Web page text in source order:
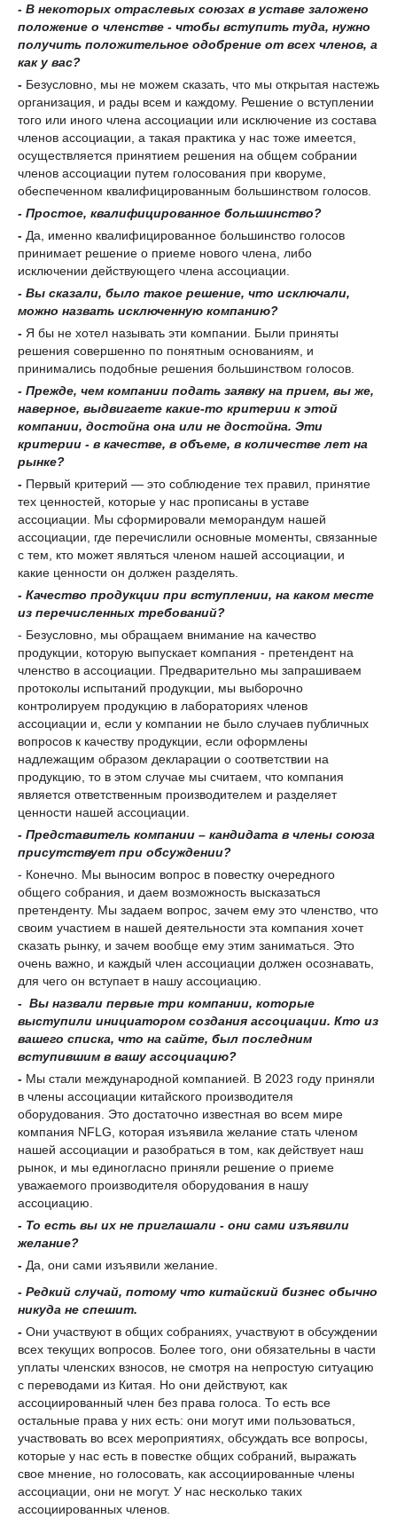
- В некоторых отраслевых союзах в уставе заложено
положение о членстве - чтобы вступить туда, нужно
получить положительное одобрение от всех членов, а
как у вас?
- Безусловно, мы не можем сказать, что мы открытая настежь
организация, и рады всем и каждому. Решение о вступлении
того или иного члена ассоциации или исключение из состава
членов ассоциации, а такая практика у нас тоже имеется,
осуществляется принятием решения на общем собрании
членов ассоциации путем голосования при кворуме,
обеспеченном квалифицированным большинством голосов.
- Простое, квалифицированное большинство?
- Да, именно квалифицированное большинство голосов
принимает решение о приеме нового члена, либо
исключении действующего члена ассоциации.
- Вы сказали, было такое решение, что исключали,
можно назвать исключенную компанию?
- Я бы не хотел называть эти компании. Были приняты
решения совершенно по понятным основаниям, и
принимались подобные решения большинством голосов.
- Прежде, чем компании подать заявку на прием, вы же,
наверное, выдвигаете какие-то критерии к этой
компании, достойна она или не достойна. Эти
критерии - в качестве, в объеме, в количестве лет на
рынке?
- Первый критерий — это соблюдение тех правил, принятие
тех ценностей, которые у нас прописаны в уставе
ассоциации. Мы сформировали меморандум нашей
ассоциации, где перечислили основные моменты, связанные
с тем, кто может являться членом нашей ассоциации, и
какие ценности он должен разделять.
- Качество продукции при вступлении, на каком месте
из перечисленных требований?
- Безусловно, мы обращаем внимание на качество
продукции, которую выпускает компания - претендент на
членство в ассоциации. Предварительно мы запрашиваем
протоколы испытаний продукции, мы выборочно
контролируем продукцию в лабораториях членов
ассоциации и, если у компании не было случаев публичных
вопросов к качеству продукции, если оформлены
надлежащим образом декларации о соответствии на
продукцию, то в этом случае мы считаем, что компания
является ответственным производителем и разделяет
ценности нашей ассоциации.
- Представитель компании – кандидата в члены союза
присутствует при обсуждении?
- Конечно. Мы выносим вопрос в повестку очередного
общего собрания, и даем возможность высказаться
претенденту. Мы задаем вопрос, зачем ему это членство, что
своим участием в нашей деятельности эта компания хочет
сказать рынку, и зачем вообще ему этим заниматься. Это
очень важно, и каждый член ассоциации должен осознавать,
для чего он вступает в нашу ассоциацию.
- Вы назвали первые три компании, которые
выступили инициатором создания ассоциации. Кто из
вашего списка, что на сайте, был последним
вступившим в вашу ассоциацию?
- Мы стали международной компанией. В 2023 году приняли
в члены ассоциации китайского производителя
оборудования. Это достаточно известная во всем мире
компания NFLG, которая изъявила желание стать членом
нашей ассоциации и разобраться в том, как действует наш
рынок, и мы единогласно приняли решение о приеме
уважаемого производителя оборудования в нашу
ассоциацию.
- То есть вы их не приглашали - они сами изъявили
желание?
- Да, они сами изъявили желание.
- Редкий случай, потому что китайский бизнес обычно
никуда не спешит.
- Они участвуют в общих собраниях, участвуют в обсуждении
всех текущих вопросов. Более того, они обязательны в части
уплаты членских взносов , не смотря на непростую ситуацию
с переводами из Китая. Но они действуют, как
ассоциированный член без права голоса. То есть все
остальные права у них есть: они могут ими пользоваться,
участвовать во всех мероприятиях, обсуждать все вопросы,
которые у нас есть в повестке общих собраний, выражать
свое мнение, но голосовать, как ассоциированные члены
ассоциации, они не могут. У нас несколько таких
ассоциированных членов.